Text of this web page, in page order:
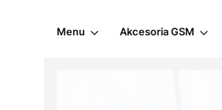
Menu Akcesoria GSM